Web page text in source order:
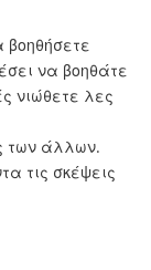
βοηθήσετε
να βοηθάτε
νιώθετε λες
των άλλων.
τις σκέψεις